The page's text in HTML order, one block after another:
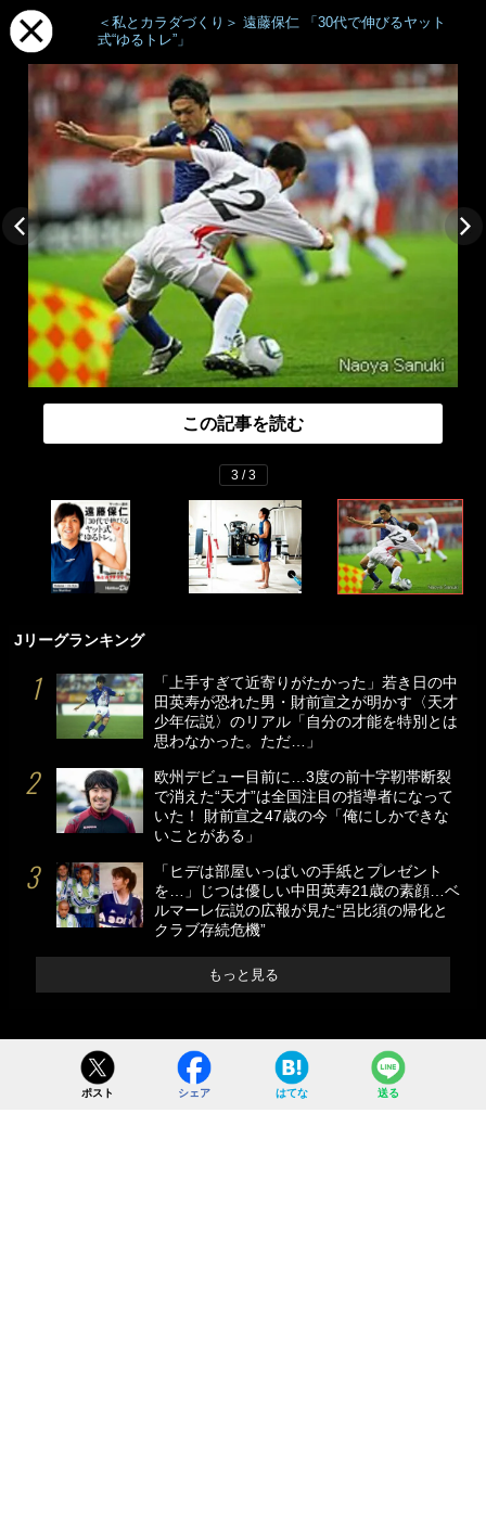
＜私とカラダづくり＞ 遠藤保仁 「30代で伸びるヤット
式“ゆるトレ”」
この記事を読む
3 / 3
Jリーグランキング
「上手すぎて近寄りがたかった」若き日の中
田英寿が恐れた男・財前宣之が明かす〈天才
少年伝説〉のリアル「自分の才能を特別とは
思わなかった。ただ…」
欧州デビュー目前に…3度の前十字靭帯断裂
で消えた“天才”は全国注目の指導者になって
いた！ 財前宣之47歳の今「俺にしかできな
いことがある」
「ヒデは部屋いっぱいの手紙とプレゼント
を…」じつは優しい中田英寿21歳の素顔…ベ
ルマーレ伝説の広報が見た“呂比須の帰化と
クラブ存続危機”
もっと見る
ポスト シェア はてな 送る